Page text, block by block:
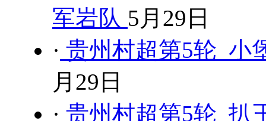
军岩队 5月29日
· 贵州村超第5轮 小
月29日
· 贵州村超第5轮 扒